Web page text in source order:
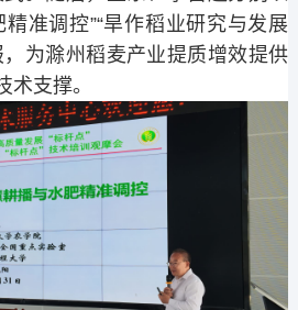
准调控”“旱作稻业研究与发展
为滁州稻麦产业提质增效提供
术支撑。